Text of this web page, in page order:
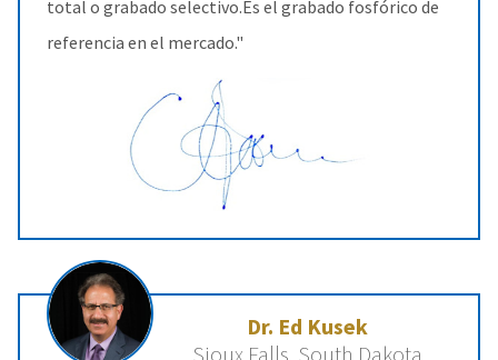
total o grabado selectivo.Es el grabado fosfórico de
referencia en el mercado."
Dr. Ed Kusek
Sioux Falls, South Dakota